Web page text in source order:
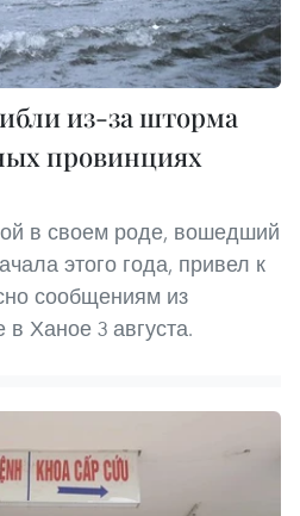
из-за шторма
провинциях
в своем роде, вошедший
этого года, привел к
сообщениям из
в Ханое 3 августа.